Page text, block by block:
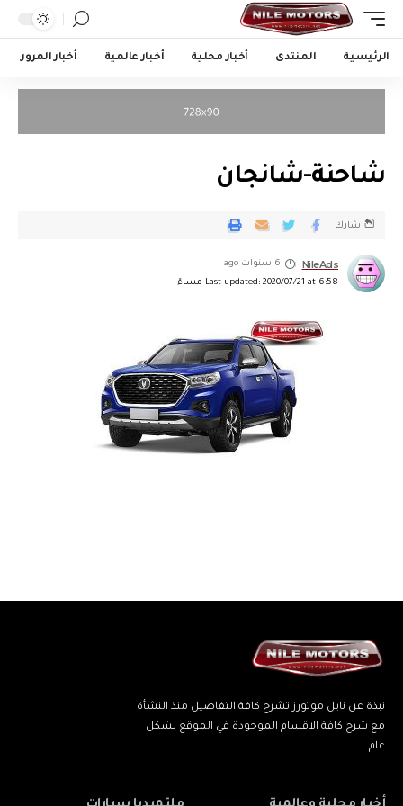
الرئيسية المنتدى أخبار محلية أخبار عالمية أخبار المرور
شاحنة-شانجان
Last updated: 2020/07/21 at 6:58 مساءً
NileAds 6 سنوات ago
شارك
نبذة عن نايل موتورز تشرح كافة التفاصيل منذ النشأة
مع شرح كافة الاقسام الموجودة في الموقع بشكل
عام